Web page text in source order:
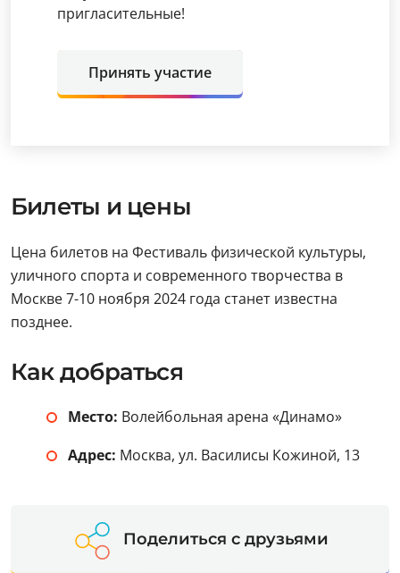
пригласительные!
Принять участие
Билеты и цены
Цена билетов на Фестиваль физической культуры,
уличного спорта и современного творчества в
Москве 7-10 ноября 2024 года станет известна
позднее.
Как добраться
Место: Волейбольная арена «Динамо»
Адрес: Москва, ул. Василисы Кожиной, 13
Поделиться с друзьями